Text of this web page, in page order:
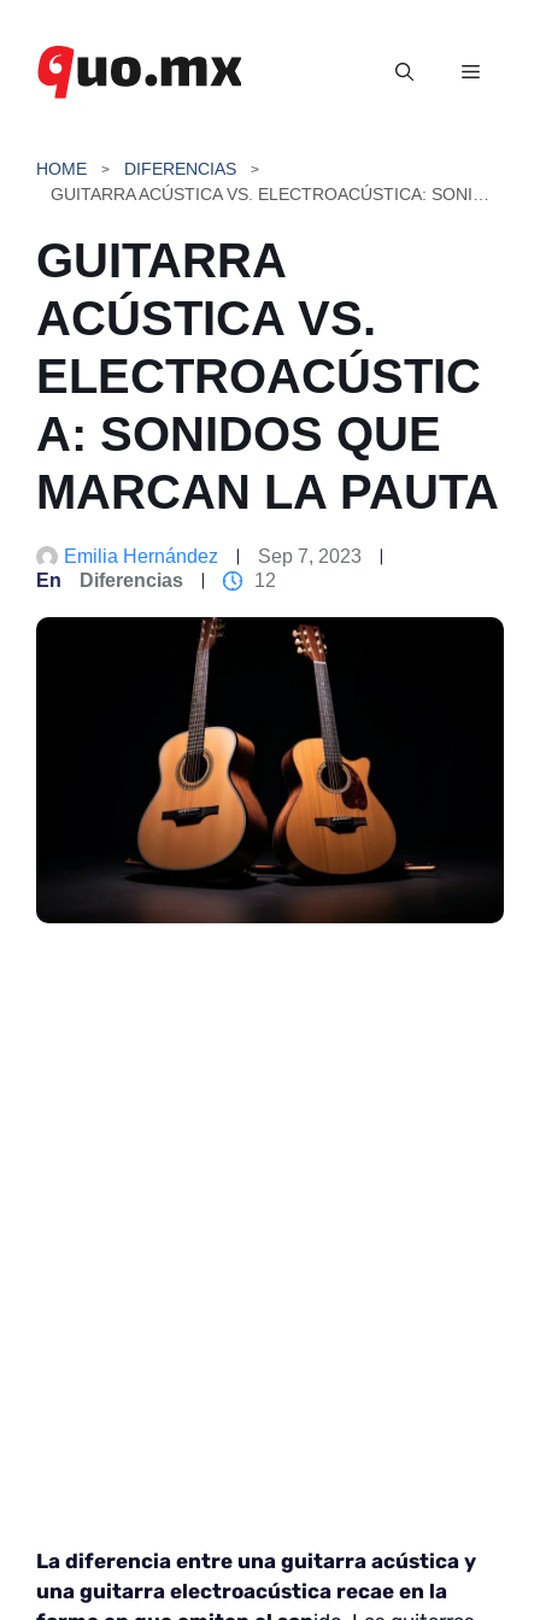
contenido
Menú
HOME
DIFERENCIAS
GUITARRA
ACÚSTICA VS.
ELECTROACÚSTIC
A: SONIDOS QUE
MARCAN LA PAUTA
Emilia Hernández
Sep 7, 2023
En
Diferencias 12
La diferencia entre una guitarra acústica y
una guitarra electroacústica recae en la